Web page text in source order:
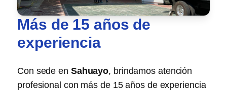
Más de 15 años de
experiencia
Con sede en Sahuayo, brindamos atención
profesional con más de 15 años de experiencia